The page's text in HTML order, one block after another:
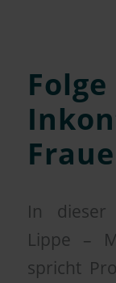
Folge
In dieser
Lippe –
spricht